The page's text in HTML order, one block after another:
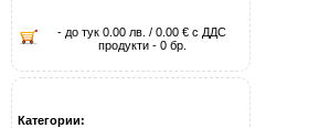
- до тук 0.00 лв. / 0.00 € с ДДС
продукти - 0 бр.
Категории: